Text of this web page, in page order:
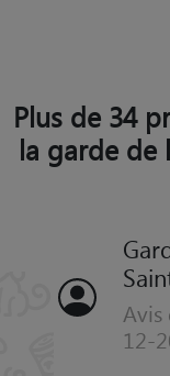
Plus de 34
la garde de
Avis
12-